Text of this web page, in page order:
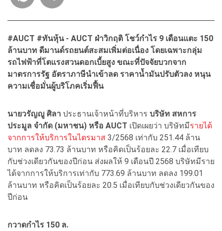
#AUCT #ทันหุ้น - AUCT ฝ่าวิกฤติ โชว์กำไร 9 เดือนแตะ 150
ล้านบาท ดีมานด์รถยนต์สะสมเพิ่มต่อเนื่อง โดยเฉพาะกลุ่ม
รถไฟฟ้าที่โตแรงสวนดอกเบี้ยสูง ขณะที่ปัจจัยบวกจาก
มาตรการรัฐ อัตราภาษีนำเข้าลด ราคาน้ำมันปรับตัวลง หนุน
ความเชื่อมั่นผู้บริโภคเริ่มฟื้น
นายวรัญญู ศิลา ประธานเจ้าหน้าที่บริหาร บริษัท สหการ
ประมูล จำกัด (มหาชน) หรือ AUCT เปิดเผยว่า บริษัทมีรายได้
จากการให้บริการในไตรมาส 3/2568 เท่ากับ 251.44 ล้าน
บาท ลดลง 73.73 ล้านบาท หรือคิดเป็นร้อยละ 22.7 เมื่อเทียบ
กับช่วงเดียวกันของปีก่อน ส่งผลให้ 9 เดือนปี 2568 บริษัทมีราย
ได้จากการให้บริการเท่ากับ 773.69 ล้านบาท ลดลง 199.01
ล้านบาท หรือคิดเป็นร้อยละ 20.5 เมื่อเทียบกับช่วงเดียวกันของ
ปีก่อน
กวาดกำไร 150 ล.